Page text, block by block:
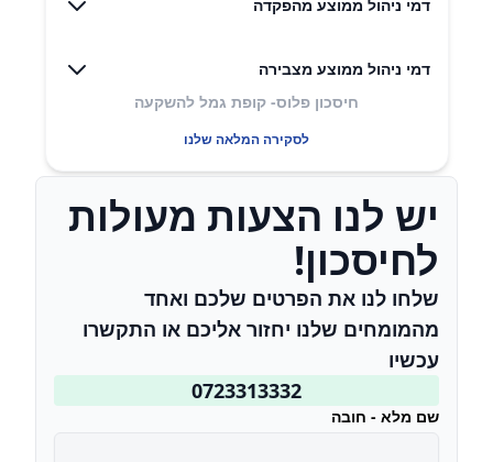
דמי ניהול ממוצע מהפקדה
דמי ניהול ממוצע מצבירה
חיסכון פלוס- קופת גמל להשקעה
לסקירה המלאה שלנו
יש לנו הצעות מעולות
לחיסכון!
שלחו לנו את הפרטים שלכם ואחד
מהמומחים שלנו יחזור אליכם או התקשרו
עכשיו
0723313332
שם מלא - חובה